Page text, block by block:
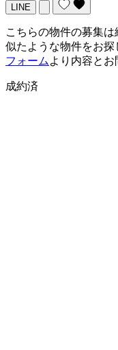
LINE
こちらの物件の募集は
似たような物件をお探
フォーム より内容とお
成約済